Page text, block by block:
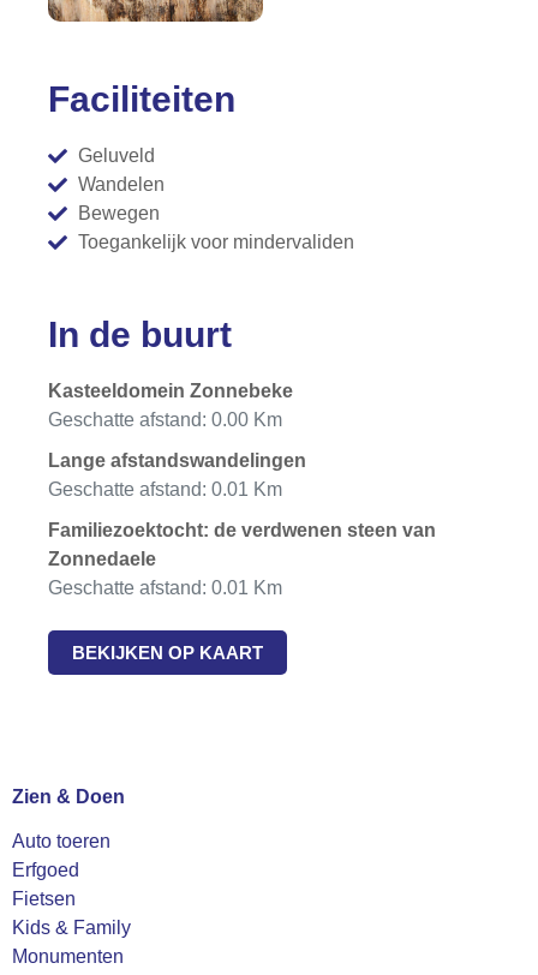
Faciliteiten
Geluveld
Wandelen
Bewegen
Toegankelijk voor mindervaliden
In de buurt
Kasteeldomein Zonnebeke
Geschatte afstand: 0.00 Km
Lange afstandswandelingen
Geschatte afstand: 0.01 Km
Familiezoektocht: de verdwenen steen van
Zonnedaele
Geschatte afstand: 0.01 Km
BEKIJKEN OP KAART
Zien & Doen
Auto toeren
Erfgoed
Fietsen
Kids & Family
Monumenten